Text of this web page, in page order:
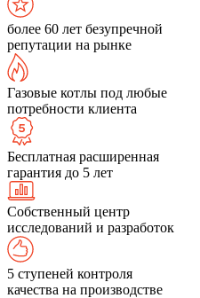
более 60 лет безупречной
репутации на рынке
Газовые котлы под любые
потребности клиента
Бесплатная расширенная
гарантия до 5 лет
Собственный центр
исследований и разработок
5 ступеней контроля
качества на производстве